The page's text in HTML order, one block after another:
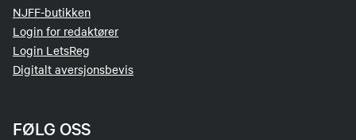
NJFF-butikken
Login for redaktører
Login LetsReg
Digitalt aversjonsbevis
FØLG OSS